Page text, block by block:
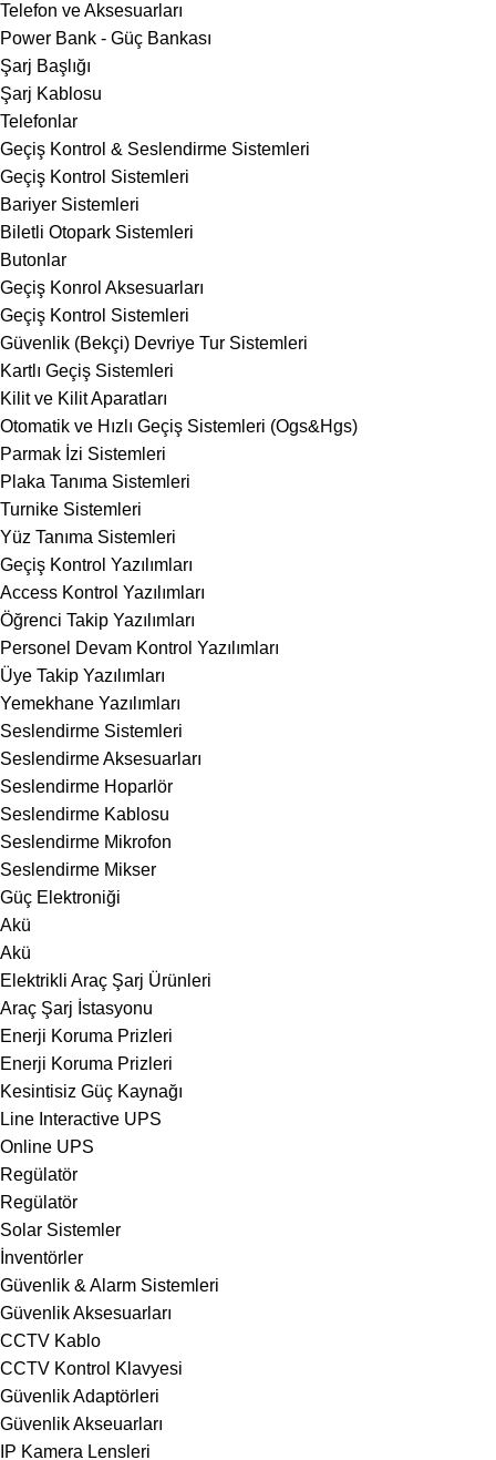
Telefon ve Aksesuarları
Power Bank - Güç Bankası
Şarj Başlığı
Şarj Kablosu
Telefonlar
Geçiş Kontrol & Seslendirme Sistemleri
Geçiş Kontrol Sistemleri
Bariyer Sistemleri
Biletli Otopark Sistemleri
Butonlar
Geçiş Konrol Aksesuarları
Geçiş Kontrol Sistemleri
Güvenlik (Bekçi) Devriye Tur Sistemleri
Kartlı Geçiş Sistemleri
Kilit ve Kilit Aparatları
Otomatik ve Hızlı Geçiş Sistemleri (Ogs&Hgs)
Parmak İzi Sistemleri
Plaka Tanıma Sistemleri
Turnike Sistemleri
Yüz Tanıma Sistemleri
Geçiş Kontrol Yazılımları
Access Kontrol Yazılımları
Öğrenci Takip Yazılımları
Personel Devam Kontrol Yazılımları
Üye Takip Yazılımları
Yemekhane Yazılımları
Seslendirme Sistemleri
Seslendirme Aksesuarları
Seslendirme Hoparlör
Seslendirme Kablosu
Seslendirme Mikrofon
Seslendirme Mikser
Güç Elektroniği
Akü
Akü
Elektrikli Araç Şarj Ürünleri
Araç Şarj İstasyonu
Enerji Koruma Prizleri
Enerji Koruma Prizleri
Kesintisiz Güç Kaynağı
Line Interactive UPS
Online UPS
Regülatör
Regülatör
Solar Sistemler
İnventörler
Güvenlik & Alarm Sistemleri
Güvenlik Aksesuarları
CCTV Kablo
CCTV Kontrol Klavyesi
Güvenlik Adaptörleri
Güvenlik Akseuarları
IP Kamera Lensleri